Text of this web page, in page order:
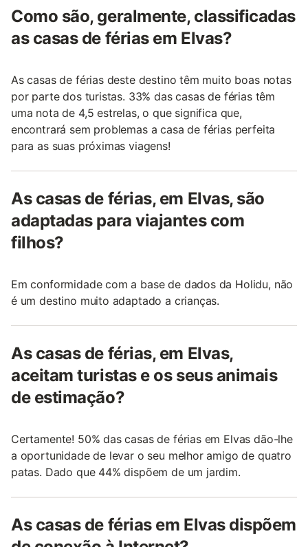
Como são, geralmente, classificadas
as casas de férias em Elvas?
As casas de férias deste destino têm muito boas notas
por parte dos turistas. 33% das casas de férias têm
uma nota de 4,5 estrelas, o que significa que,
encontrará sem problemas a casa de férias perfeita
para as suas próximas viagens!
As casas de férias, em Elvas, são
adaptadas para viajantes com
filhos?
Em conformidade com a base de dados da Holidu, não
é um destino muito adaptado a crianças.
As casas de férias, em Elvas,
aceitam turistas e os seus animais
de estimação?
Certamente! 50% das casas de férias em Elvas dão-lhe
a oportunidade de levar o seu melhor amigo de quatro
patas. Dado que 44% dispõem de um jardim.
As casas de férias em Elvas dispõem